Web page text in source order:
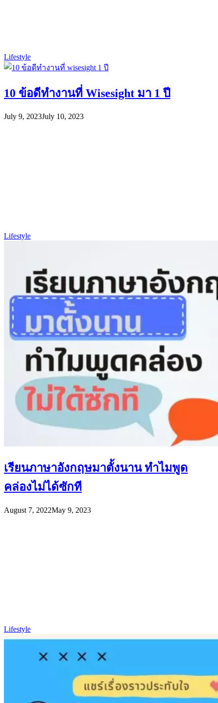
Lifestyle
10 ข้อดีทำงานที่ Wisesight มา 1 ปี
July 9, 2023July 10, 2023
Lifestyle
เรียนภาษาอังกฤษมาตั้งนาน ทำไมพูด
คล่องไม่ได้ซักที
August 7, 2022May 9, 2023
Lifestyle